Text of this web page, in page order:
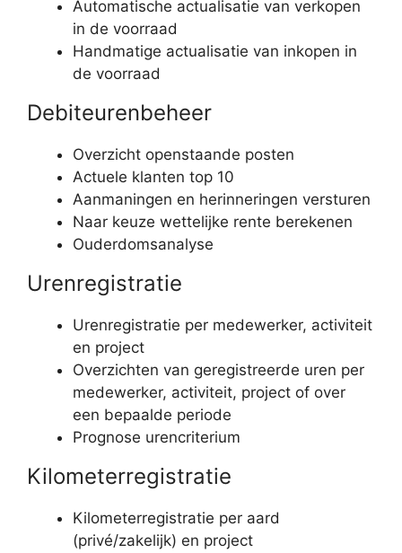
Automatische actualisatie van verkopen
in de voorraad
Handmatige actualisatie van inkopen in
de voorraad
Debiteurenbeheer
Overzicht openstaande posten
Actuele klanten top 10
Aanmaningen en herinneringen versturen
Naar keuze wettelijke rente berekenen
Ouderdomsanalyse
Urenregistratie
Urenregistratie per medewerker, activiteit
en project
Overzichten van geregistreerde uren per
medewerker, activiteit, project of over
een bepaalde periode
Prognose urencriterium
Kilometerregistratie
Kilometerregistratie per aard
(privé/zakelijk) en project